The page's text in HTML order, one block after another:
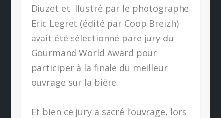
Diuzet et illustré par le photographe
Eric Legret (édité par Coop Breizh)
avait été sélectionné pare jury du
Gourmand World Award pour
participer à la finale du meilleur
ouvrage sur la bière.
Et bien ce jury a sacré l’ouvrage, lors